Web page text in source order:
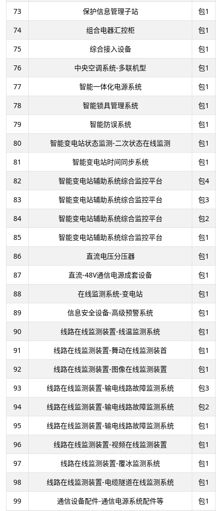
73
保护信息管理子站
包1
74
组合电器汇控柜
包1
75
综合接入设备
包1
76
中央空调系统-多联机型
包1
77
智能一体化电源系统
包1
78
智能锁具管理系统
包1
79
智能防误系统
包1
80
智能变电站状态监测-二次状态在线监测
包1
81
智能变电站时间同步系统
包1
82
智能变电站辅助系统综合监控平台
包4
83
智能变电站辅助系统综合监控平台
包3
84
智能变电站辅助系统综合监控平台
包2
85
智能变电站辅助系统综合监控平台
包1
86
直流电压分压器
包1
87
直流-48V通信电源成套设备
包1
88
在线监测系统-变电站
包1
89
信息安全设备-高级预警系统
包1
90
线路在线监测装置-线温监测系统
包1
91
线路在线监测装置-舞动在线监测装首
包1
92
线路在线监测装置-图像在线监测装置
包1
93
线路在线监测装置-输电线路故障监测系统
包3
94
线路在线监测装置-输电线路故障监测系统
包2
95
线路在线监测装置-输电线路故障监测系统
包1
96
线路在线监测装置-视频在线监测装置
包1
97
线路在线监测装置-覆冰监测系统
包1
98
线路在线监测装置-电缆隧道在线监测系统
包1
99
通信设备配件-通信电源系统配件等
包1